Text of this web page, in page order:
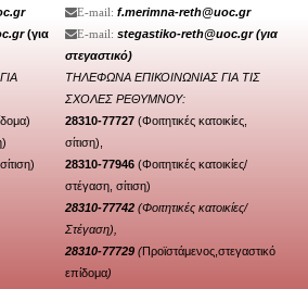
(για
)
Ε-mail: f.merimna-reth@uoc.gr
Ε-mail: stegastiko-reth@uoc.gr(για
στεγαστικό)
ΤΗΛΕΦΩΝΑ ΕΠΙΚΟΙΝΩΝΙΑΣ ΓΙΑ ΤΙΣ
ΣΧΟΛΕΣ ΡΕΘΥΜΝΟΥ:
28310-77727 (Φοιτητικές κατοικίες,
σίτιση),
28310-77946 (Φοιτητικές κατοικίες/
στέγαση , σίτιση)
28310-77742 (Φοιτητικές κατοικίες/
Στέγαση),
28310-77729 (Προϊστάμενος,στεγαστικό
επίδομα)